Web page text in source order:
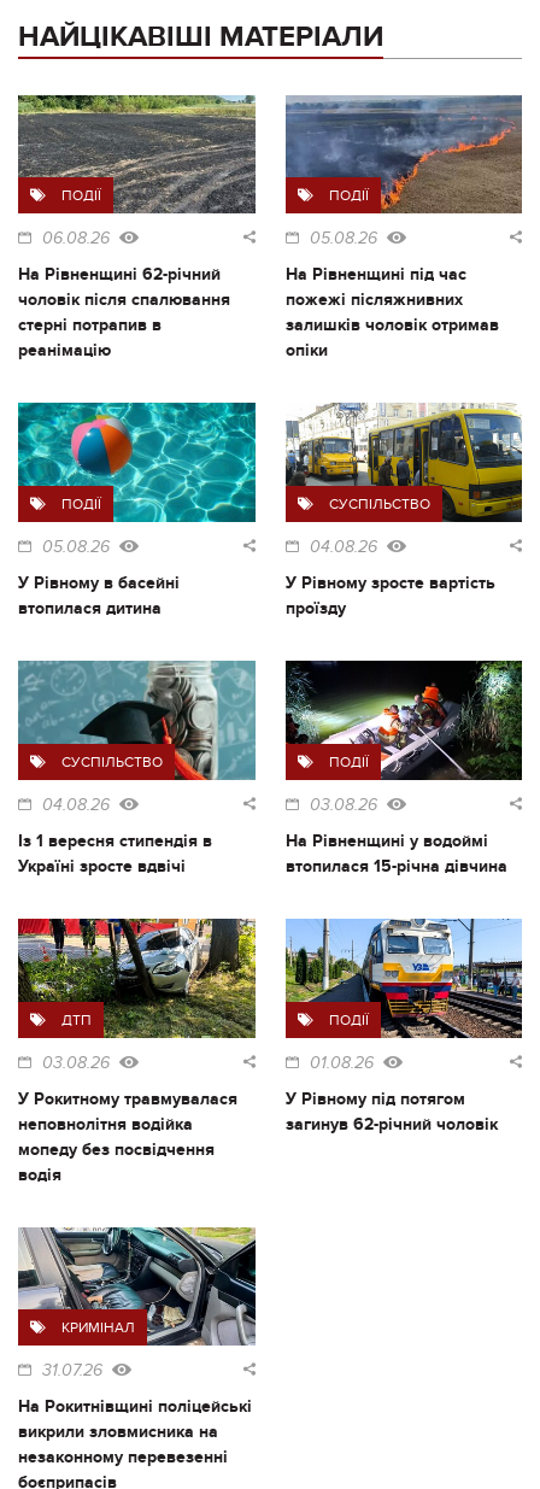
НАЙЦІКАВІШІ МАТЕРІАЛИ
ПОДІЇ
06.08.26
На Рівненщині 62-річний
чоловік після спалювання
стерні потрапив в
реанімацію
ПОДІЇ
05.08.26
На Рівненщині під час
пожежі післяжнивних
залишків чоловік отримав
опіки
ПОДІЇ
05.08.26
У Рівному в басейні
втопилася дитина
СУСПІЛЬСТВО
04.08.26
У Рівному зросте вартість
проїзду
СУСПІЛЬСТВО
04.08.26
Із 1 вересня стипендія в
Україні зросте вдвічі
ПОДІЇ
03.08.26
На Рівненщині у водоймі
втопилася 15-річна дівчина
ДТП
03.08.26
У Рокитному травмувалася
неповнолітня водійка
мопеду без посвідчення
водія
ПОДІЇ
01.08.26
У Рівному під потягом
загинув 62-річний чоловік
КРИМІНАЛ
31.07.26
На Рокитнівщині поліцейські
викрили зловмисника на
незаконному перевезенні
боєприпасів